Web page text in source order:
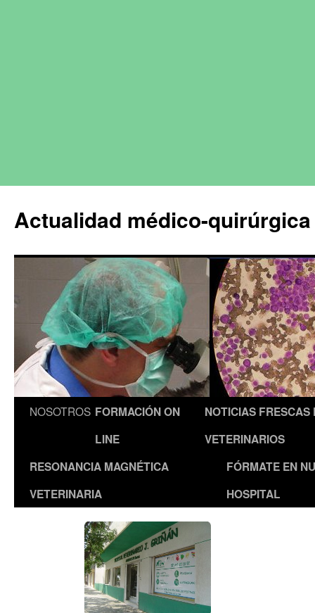
Actualidad médico-
NOSOTROS FORMACIÓN ON
LINE
NOTICIAS FRESCAS
VETERINARIOS
RESONANCIA MAGNÉTICA
VETERINARIA
FÓRMATE EN
HOSPITAL